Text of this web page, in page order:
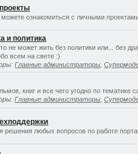
ознакомиться с личными
и политика
не может жить без политики или... без
всем на свете :)
Главные администраторы ,
книг и все чего угодно по тематике
Главные администраторы ,
решения любых вопросов по работе